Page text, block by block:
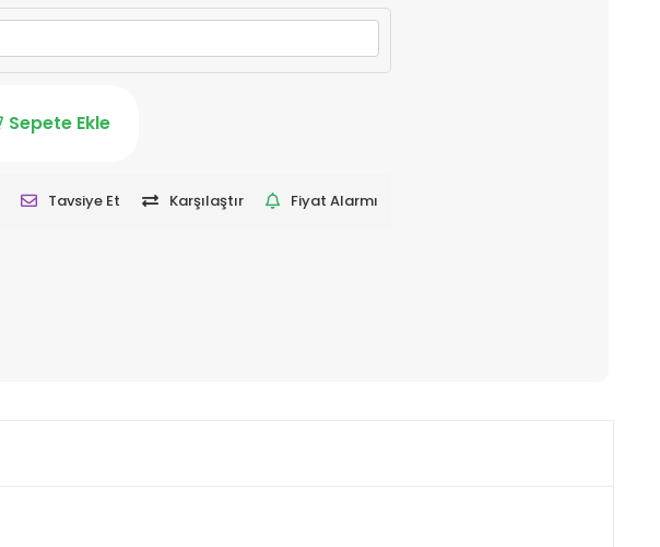
Sepete Ekle
Tavsiye Et Karşılaştır Fiyat Alarmı